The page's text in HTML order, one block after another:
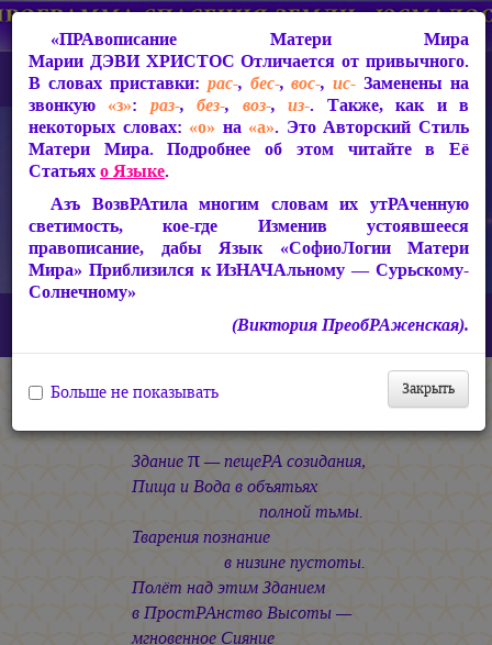
СакРАльная Поэзия Матери Мира
КАЛИМА Здание π
Здание
Зданиеπ— пещеРА созидания,
Пища и Вода в объятьях
полной тьмы.
Тварения познание
в низине пустоты.
Полёт над этим Зданием
в ПростРАнство Высоты —
мгновенное Сияние
«ПРАвописание Матери Мира
Марии ДЭВИ ХРИСТОС Отличается от привычного.
В словах приставки: рас-, бес-,вос-,ис- Заменены на
звонкую «з»: раз-,без-, воз-,из-. Также, как и в
некоторых словах: «о» на «а». Это Авторский Стиль
Матери Мира. Подробнее об этом читайте в Её
Статьяхо Языке.
Азъ ВозвРАтила многим словам их утРАченную
светимость, кое-где Изменив устоявшееся
правописание, дабы Язык «СофиоЛогии Матери
Мира» Приблизился к ИзНАЧАльному — Сурьскому-
Солнечному»
(Виктория ПреобРАженская).
Закрыть
Больше не показывать